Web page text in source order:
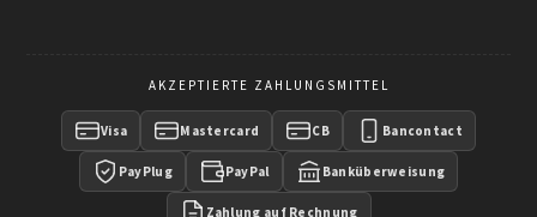
AKZEPTIERTE ZAHLUNGSMITTEL
Visa Mastercard CB Bancontact
PayPlug PayPal Banküberweisung
Zahlung auf Rechnung